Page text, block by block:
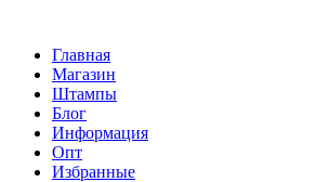
Главная
Магазин
Штампы
Блог
Информация
Опт
Избранные